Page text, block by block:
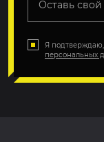
Я подтверждаю,
персональных